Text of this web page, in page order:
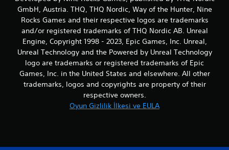
GmbH, Austria. THQ, THQ Nordic, Way of the Hunter, Nine
Rocks Games and their respective logos are trademarks
and/or registered trademarks of THQ Nordic AB. Unreal
Engine, Copyright 1998 - 2023, Epic Games, Inc. Unreal,
Unreal Technology and the Powered by Unreal Technology
logo are trademarks or registered trademarks of Epic
Games, Inc. in the United States and elsewhere. All other
trademarks, logos and copyrights are property of their
respective owners.
Oyun Gizlilik İlkesi ve EULA